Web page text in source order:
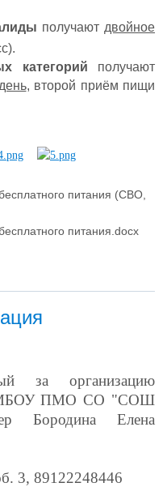
получают двойное
категорий получают
, второй приём пищи
питания (СВО,
питания.docx
за организацию
МБОУ ПМО СО "СОШ
Елена
3, 89122248446